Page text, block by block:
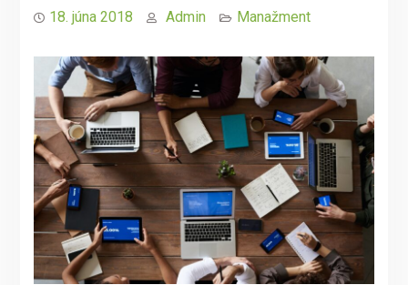
18. júna 2018 Admin Manažment